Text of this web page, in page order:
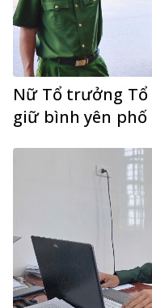
Nữ Tổ trưởng
giữ bình yên phố